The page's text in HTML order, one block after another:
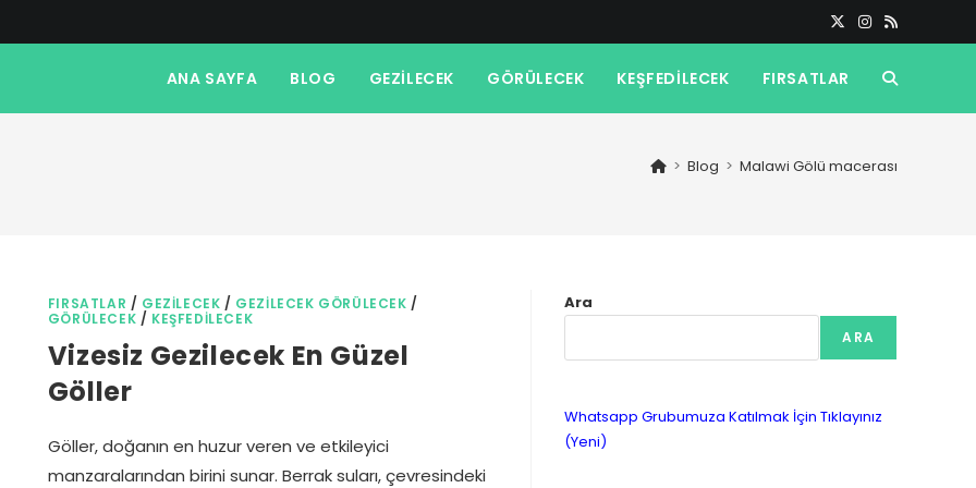
ANA SAYFA BLOG GEZILECEK GÖRÜLECEK KEŞFEDILECEK FIRSATLAR TOGGLE
> Blog > Malawi Gölü macerası
FIRSATLAR / GEZILECEK / GEZILECEK GÖRÜLECEK /
GÖRÜLECEK / KEŞFEDILECEK
Vizesiz Gezilecek En Güzel
Göller
Göller, doğanın en huzur veren ve etkileyici
manzaralarından birini sunar. Berrak suları, çevresindeki
Ara
ARA
Whatsapp Grubumuza Katılmak İçin Tıklayınız
(Yeni)